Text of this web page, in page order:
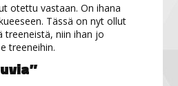
otettu vastaan. On ihana
Tässä on nyt ollut
treeneistä, niin ihan jo
treeneihin.